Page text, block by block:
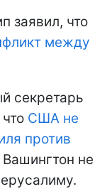
заявил, что
между
секретарь
США не
против
Вашингтон не